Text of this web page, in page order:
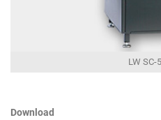
LW SC-
Download